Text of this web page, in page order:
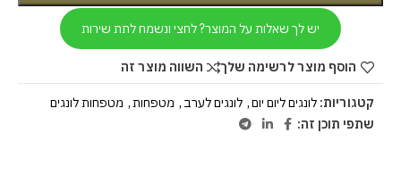
יש לך שאלות על המוצר? לחצי ונשמח לתת שירות
הוסף מוצר לרשימה שלך השווה מוצר זה
קטגוריות: לונגים ליום יום, לונגים לערב , מטפחות, מטפחות לונגים
שתפי תוכן זה: